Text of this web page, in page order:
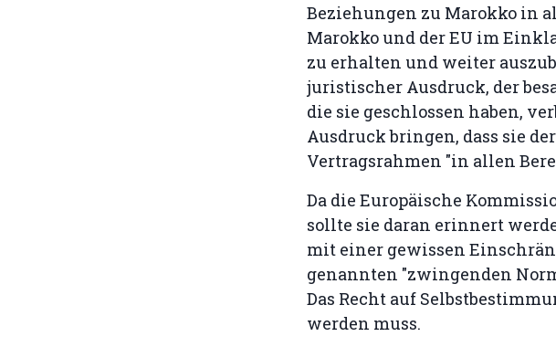
Beziehungen zu Marokko in
Marokko und der EU im
zu erhalten und weiter
juristischer Ausdruck, der
die sie geschlossen haben,
Ausdruck bringen, dass sie
Vertragsrahmen "in allen
Da die Europäische
sollte sie daran erinnert
mit einer gewissen
genannten "zwingenden
Das Recht auf
werden muss.